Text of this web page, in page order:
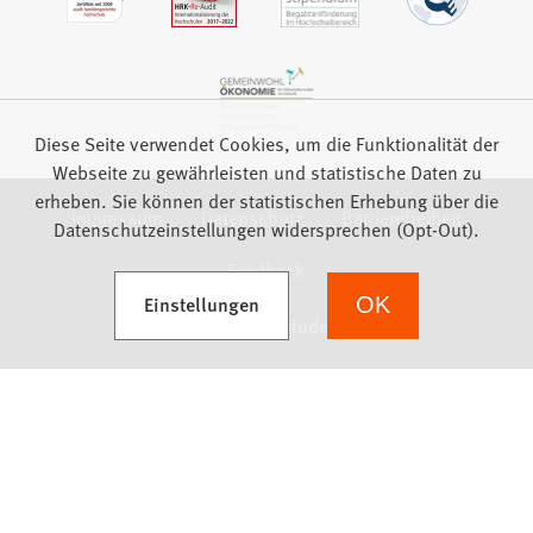
Impressum Datenschutz
Barrierefreiheit
Feedback
Diese Seite verwendet Cookies, um die Funktionalität der
Webseite zu gewährleisten und statistische Daten zu
erheben. Sie können der statistischen Erhebung über die
Datenschutzeinstellungen widersprechen (Opt-Out).
Einstellungen
(Öffnet in einem neuen Tab) OK